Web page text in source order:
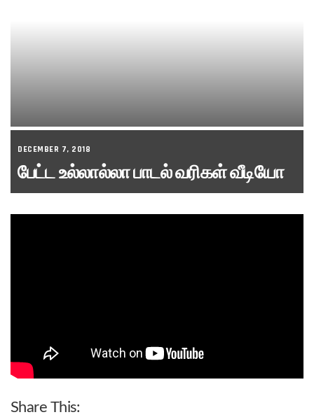
DECEMBER 7, 2018
பேட்ட உல்லால்லா பாடல் வரிகள் வீடியோ
Share This: